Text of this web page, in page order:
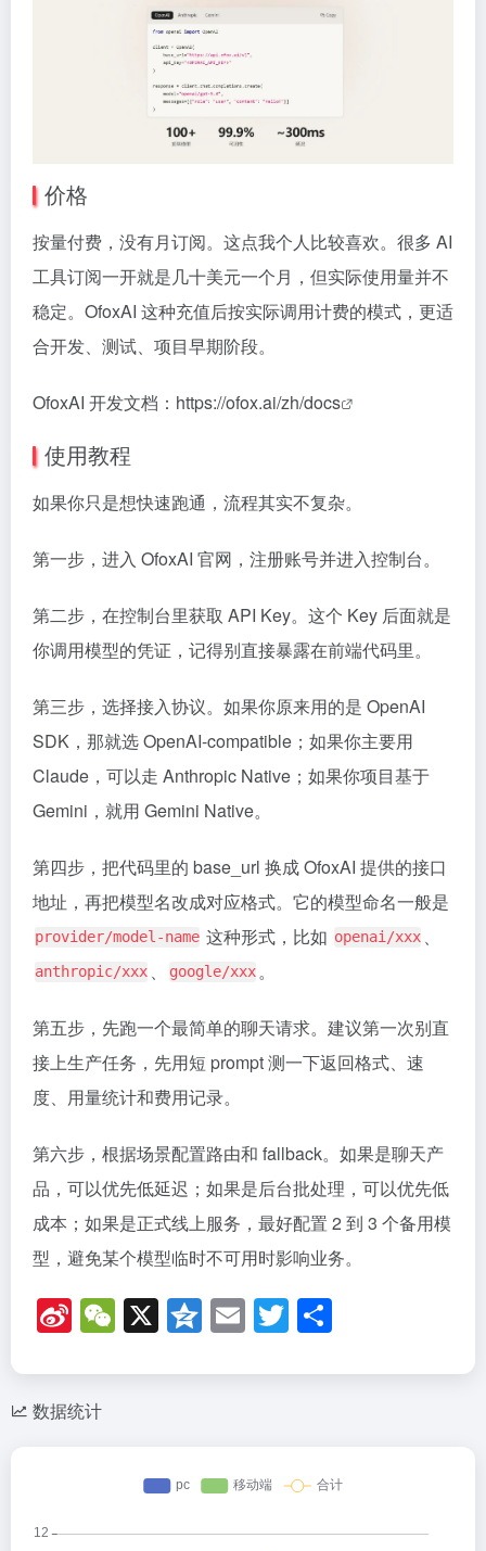
价格
按量付费，没有月订阅。这点我个人比较喜欢。很多 AI
工具订阅一开就是几十美元一个月，但实际使用量并不
稳定。OfoxAI 这种充值后按实际调用计费的模式，更适
合开发、测试、项目早期阶段。
OfoxAI 开发文档： https://ofox.ai/zh/docs
使用教程
如果你只是想快速跑通，流程其实不复杂。
第一步，进入 OfoxAI 官网，注册账号并进入控制台。
第二步，在控制台里获取 API Key。这个 Key 后面就是
你调用模型的凭证，记得别直接暴露在前端代码里。
第三步，选择接入协议。如果你原来用的是 OpenAI
SDK，那就选 OpenAI-compatible；如果你主要用
Claude，可以走 Anthropic Native；如果你项目基于
Gemini，就用 Gemini Native。
第四步，把代码里的 base_url 换成 OfoxAI 提供的接口
地址，再把模型名改成对应格式。它的模型命名一般是
provider/model-name 这种形式，比如 openai/xxx 、
anthropic/xxx 、 google/xxx。
第五步，先跑一个最简单的聊天请求。建议第一次别直
接上生产任务，先用短 prompt 测一下返回格式、速
度、用量统计和费用记录。
第六步，根据场景配置路由和 fallback。如果是聊天产
品，可以优先低延迟；如果是后台批处理，可以优先低
成本；如果是正式线上服务，最好配置 2 到 3 个备用模
型，避免某个模型临时不可用时影响业务。
Si
a
W
o
W
C
X Q
o
E
ail
T
tt
数据统计